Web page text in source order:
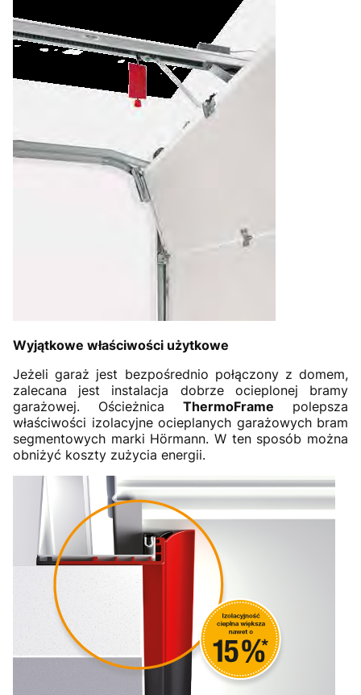
Wyjątkowe właściwości użytkowe
Jeżeli garaż jest bezpośrednio połączony z domem,
zalecana jest instalacja dobrze ocieplonej bramy
garażowej. Ościeżnica ThermoFrame polepsza
właściwości izolacyjne ocieplanych garażowych bram
segmentowych marki Hörmann. W ten sposób można
obniżyć koszty zużycia energii.